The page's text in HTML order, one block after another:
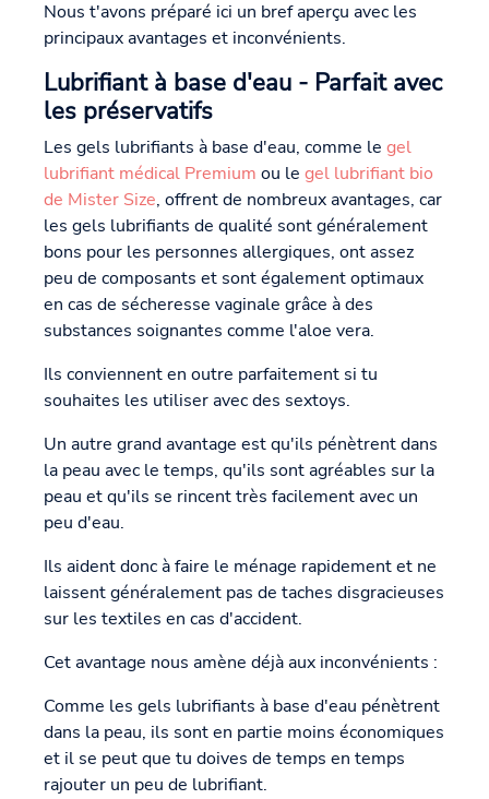
Nous t'avons préparé ici un bref aperçu avec les
principaux avantages et inconvénients.
Lubrifiant à base d'eau - Parfait avec
les préservatifs
Les gels lubrifiants à base d'eau, comme le gel
lubrifiant médical Premium ou le gel lubrifiant bio
de Mister Size, offrent de nombreux avantages, car
les gels lubrifiants de qualité sont généralement
bons pour les personnes allergiques, ont assez
peu de composants et sont également optimaux
en cas de sécheresse vaginale grâce à des
substances soignantes comme l'aloe vera.
Ils conviennent en outre parfaitement si tu
souhaites les utiliser avec des sextoys.
Un autre grand avantage est qu'ils pénètrent dans
la peau avec le temps, qu'ils sont agréables sur la
peau et qu'ils se rincent très facilement avec un
peu d'eau.
Ils aident donc à faire le ménage rapidement et ne
laissent généralement pas de taches disgracieuses
sur les textiles en cas d'accident.
Cet avantage nous amène déjà aux inconvénients :
Comme les gels lubrifiants à base d'eau pénètrent
dans la peau, ils sont en partie moins économiques
et il se peut que tu doives de temps en temps
rajouter un peu de lubrifiant.